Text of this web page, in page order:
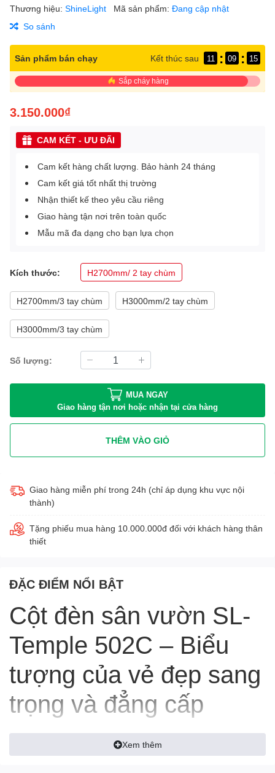
Thương hiệu: ShineLight Mã sản phẩm: Đang cập nhật
So sánh
Sản phẩm bán chạy Kết thúc sau 11 : 09 : 15
Sắp cháy hàng
3.150.000₫
CAM KẾT - ƯU ĐÃI
Cam kết hàng chất lượng. Bảo hành 24 tháng
Cam kết giá tốt nhất thị trường
Nhận thiết kế theo yêu cầu riêng
Giao hàng tận nơi trên toàn quốc
Mẫu mã đa dạng cho bạn lựa chọn
Kích thước: H2700mm/ 2 tay chùm
H2700mm/3 tay chùm H3000mm/2 tay chùm
H3000mm/3 tay chùm
Số lượng:
MUA NGAY
Giao hàng tận nơi hoặc nhận tại cửa hàng
THÊM VÀO GIỎ
Giao hàng miễn phí trong 24h (chỉ áp dụng khu vực nội
thành)
Tặng phiếu mua hàng 10.000.000đ đối với khách hàng thân
thiết
ĐẶC ĐIỂM NỔI BẬT
Cột đèn sân vườn SL-
Temple 502C – Biểu
tượng của vẻ đẹp sang
trọng và đẳng cấp
không gian ngoài trời
Xem thêm